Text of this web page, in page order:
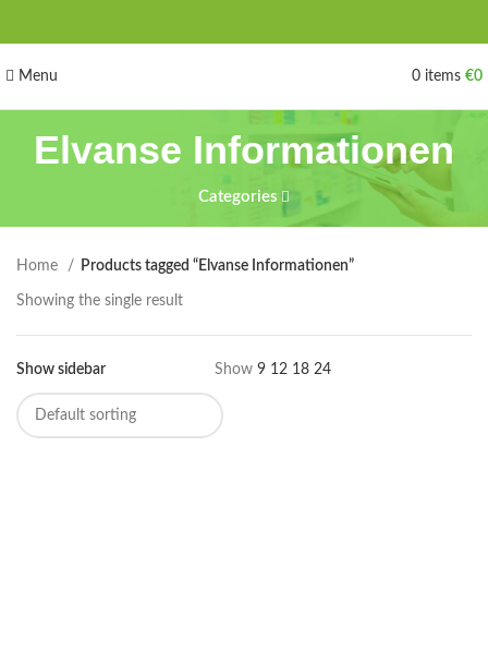
Menu 0 items €0
Elvanse Informationen
Categories
Home Products tagged “Elvanse Informationen”
Showing the single result
Show sidebar Show 9 12 18 24